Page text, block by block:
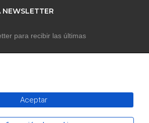
NEWSLETTER
para recibir las últimas
Aceptar